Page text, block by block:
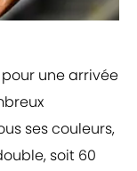
une arrivée
ses couleurs,
soit 60